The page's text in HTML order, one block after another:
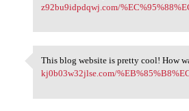
z92bu9idpdqwj.com/
This blog website is pretty
This blog website is pretty cool! How
kj0b03w32jlse.com/